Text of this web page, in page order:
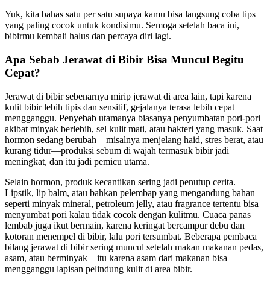
Yuk, kita bahas satu per satu supaya kamu bisa langsung coba tips
yang paling cocok untuk kondisimu. Semoga setelah baca ini,
bibirmu kembali halus dan percaya diri lagi.
Apa Sebab Jerawat di Bibir Bisa Muncul Begitu
Cepat?
Jerawat di bibir sebenarnya mirip jerawat di area lain, tapi karena
kulit bibir lebih tipis dan sensitif, gejalanya terasa lebih cepat
mengganggu. Penyebab utamanya biasanya penyumbatan pori-pori
akibat minyak berlebih, sel kulit mati, atau bakteri yang masuk. Saat
hormon sedang berubah—misalnya menjelang haid, stres berat, atau
kurang tidur—produksi sebum di wajah termasuk bibir jadi
meningkat, dan itu jadi pemicu utama.
Selain hormon, produk kecantikan sering jadi penutup cerita.
Lipstik, lip balm, atau bahkan pelembap yang mengandung bahan
seperti minyak mineral, petroleum jelly, atau fragrance tertentu bisa
menyumbat pori kalau tidak cocok dengan kulitmu. Cuaca panas
lembab juga ikut bermain, karena keringat bercampur debu dan
kotoran menempel di bibir, lalu pori tersumbat. Beberapa pembaca
bilang jerawat di bibir sering muncul setelah makan makanan pedas,
asam, atau berminyak—itu karena asam dari makanan bisa
mengganggu lapisan pelindung kulit di area bibir.